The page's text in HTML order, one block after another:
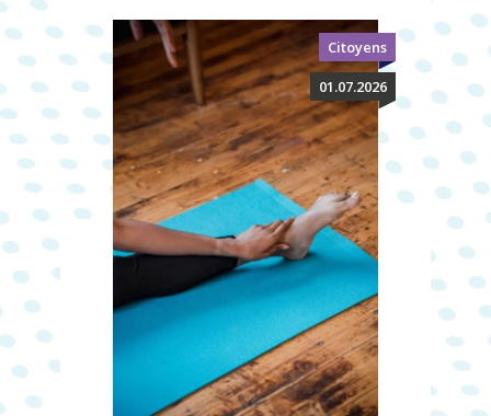
01.07.2026
Citoyens